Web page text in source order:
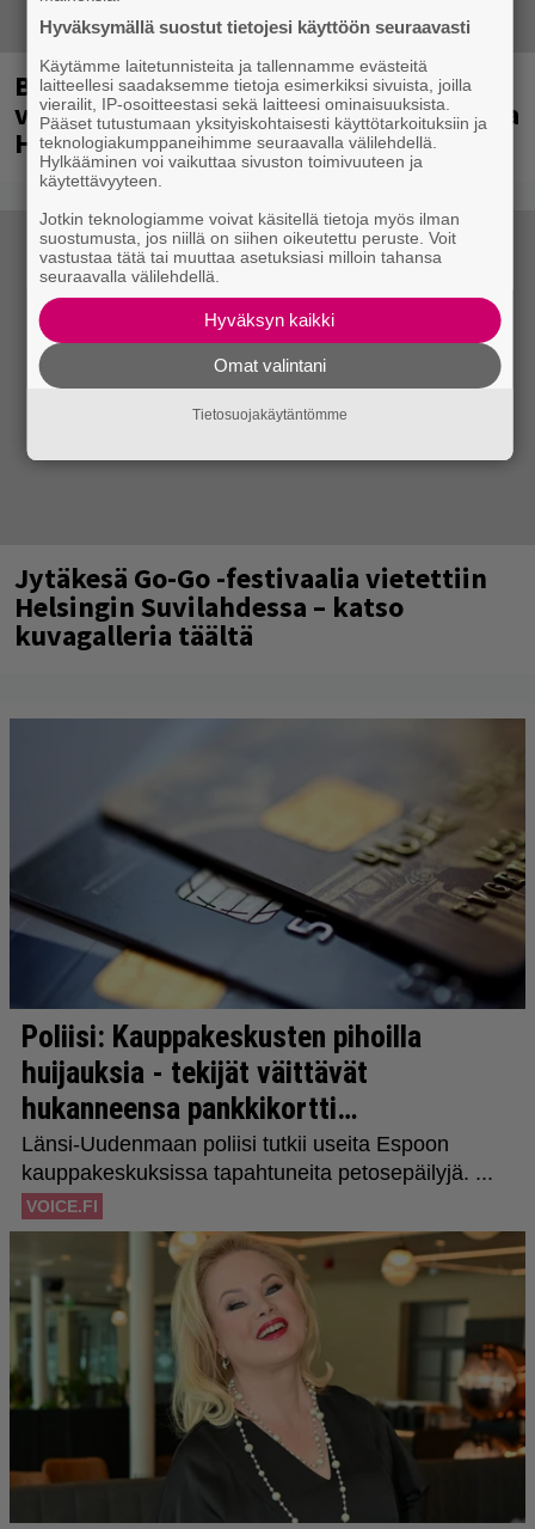
Blind Channel palaa puolentoista
vuoden tauolta – uusi levy ja jättikeikka
Helsingissä tulossa
Jytäkesä Go-Go -festivaalia vietettiin
Helsingin Suvilahdessa – katso
kuvagalleria täältä
Hyväksymällä suostut tietojesi käyttöön seuraavasti
Käytämme laitetunnisteita ja tallennamme evästeitä
laitteellesi saadaksemme tietoja esimerkiksi sivuista, joilla
vierailit, IP-osoitteestasi sekä laitteesi ominaisuuksista.
Pääset tutustumaan yksityiskohtaisesti käyttötarkoituksiin ja
teknologiakumppaneihimme seuraavalla välilehdellä.
Hylkääminen voi vaikuttaa sivuston toimivuuteen ja
käytettävyyteen.
Jotkin teknologiamme voivat käsitellä tietoja myös ilman
suostumusta, jos niillä on siihen oikeutettu peruste. Voit
vastustaa tätä tai muuttaa asetuksiasi milloin tahansa
seuraavalla välilehdellä.
Hyväksyn kaikki
Omat valintani
Tietosuojakäytäntömme